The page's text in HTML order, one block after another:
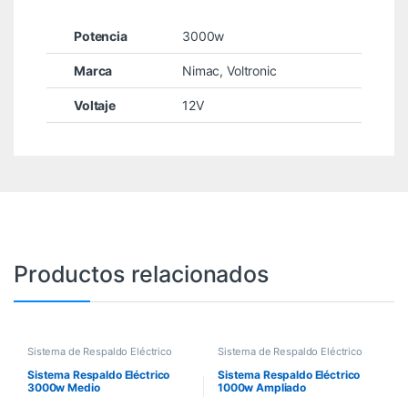
Potencia 3000w
Marca Nimac,Voltronic
Voltaje 12V
Productos relacionados
Sistema de Respaldo Eléctrico
Sistema Respaldo Eléctrico
3000w Medio
Sistema de Respaldo Eléctrico
Sistema Respaldo Eléctrico
1000w Ampliado